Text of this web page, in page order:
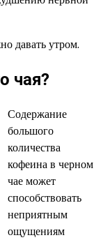
давать утром.
чая?
Содержание
большого
количества
кофеина в черном
чае может
способствовать
неприятным
ощущениям